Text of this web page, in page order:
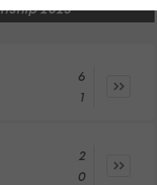
2025
6
1
2
0